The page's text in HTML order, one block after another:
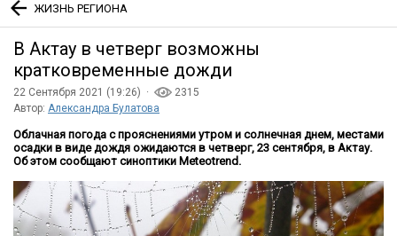
ЖИЗНЬ РЕГИОНА
В Актау в четверг возможны
кратковременные дожди
22 Сентября 2021 (19:26) ·
2315
Автор: Александра Булатова
Облачная погода с прояснениями утром и солнечная днем, местами
осадки в виде дождя ожидаются в четверг, 23 сентября, в Актау.
Об этом сообщают синоптики Meteotrend.